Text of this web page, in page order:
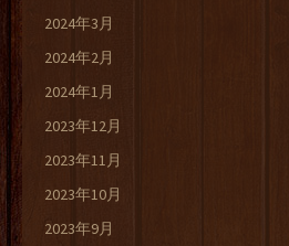
2024年3月
2024年2月
2024年1月
2023年12月
2023年11月
2023年10月
2023年9月